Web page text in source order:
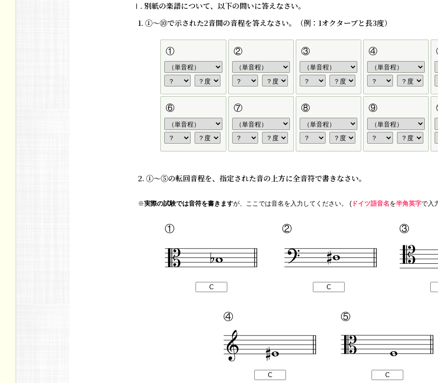
Ⅰ. 別紙の楽譜について、以下の問いに答えなさい。
1. ①～⑩で示された2音間の音程を答えなさい。（例：1オクターブと長3度）
① ② ③ ④
⑥ ⑦ ⑧ ⑨
2. ①～⑤の転回音程を、指定された音の上方に全音符で書きなさい。
※実際の試験では音符を書きますが、ここでは音名を入力してください。 ( ドイツ語音名を半角英字で入
① ② ③
④ ⑤